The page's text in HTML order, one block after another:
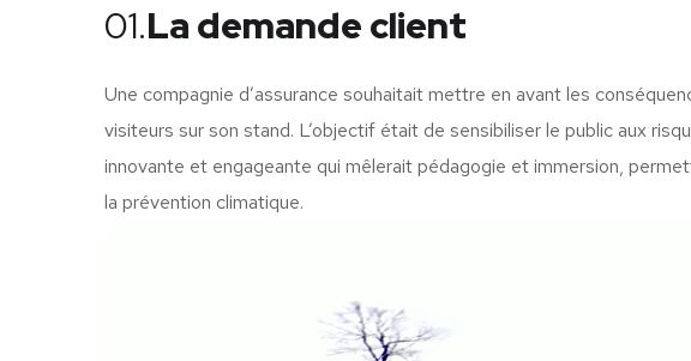
01.La demande client
Une compagnie d’assurance souhaitait mettre en avant les
visiteurs sur son stand. L’objectif était de sensibiliser le public aux
innovante et engageante qui mêlerait pédagogie et immersion,
la prévention climatique.